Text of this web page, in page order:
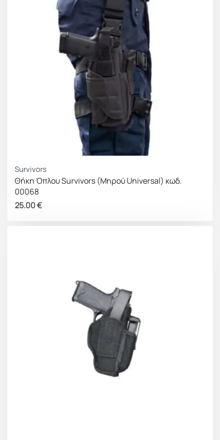
Springfield: XDMc
Survivors
Θήκη Όπλου Survivors (Μηρού Universal) κωδ.
00068
25.00€